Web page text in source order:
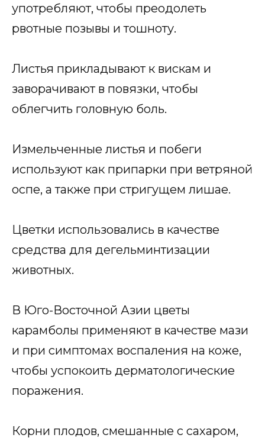
употребляют, чтобы преодолеть
рвотные позывы и тошноту.
Листья прикладывают к вискам и
заворачивают в повязки, чтобы
облегчить головную боль.
Измельченные листья и побеги
используют как припарки при ветряной
оспе, а также при стригущем лишае.
Цветки использовались в качестве
средства для дегельминтизации
животных.
В Юго-Восточной Азии цветы
карамболы применяют в качестве мази
и при симптомах воспаления на коже,
чтобы успокоить дерматологические
поражения.
Корни плодов, смешанные с сахаром,